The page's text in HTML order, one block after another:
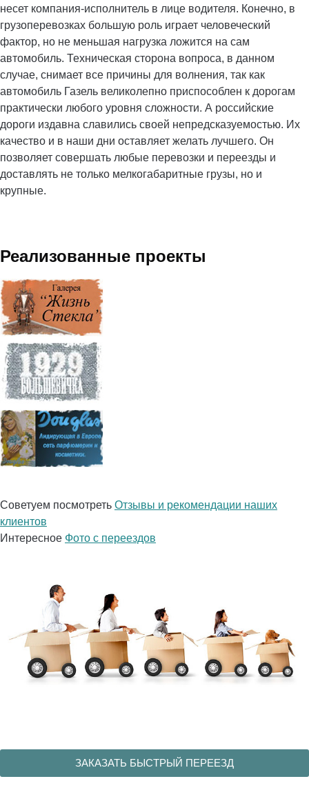
несет компания-исполнитель в лице водителя. Конечно, в
грузоперевозках большую роль играет человеческий
фактор, но не меньшая нагрузка ложится на сам
автомобиль. Техническая сторона вопроса, в данном
случае, снимает все причины для волнения, так как
автомобиль Газель великолепно приспособлен к дорогам
практически любого уровня сложности. А российские
дороги издавна славились своей непредсказуемостью. Их
качество и в наши дни оставляет желать лучшего. Он
позволяет совершать любые перевозки и переезды и
доставлять не только мелкогабаритные грузы, но и
крупные.
Реализованные проекты
Советуем посмотреть Отзывы и рекомендации наших
клиентов
Интересное Фото с переездов
ЗАКАЗАТЬ БЫСТРЫЙ ПЕРЕЕЗД